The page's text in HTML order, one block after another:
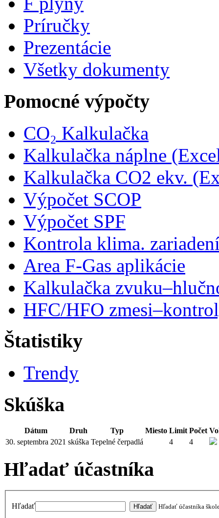
Príručky
Prezentácie
Všetky dokumenty
Pomocné výpočty
CO₂ Kalkulačka
Kalkulačka náplne
Kalkulačka CO2 ekv.
Výpočet SCOP
Výpočet SPF
Kontrola klima.
Area F-Gas aplikácie
Kalkulačka
HFC/HFO
Štatistiky
Trendy
Skúška
Dátum Druh Typ Miesto Limit Počet
30. septembra 2021 skúška Tepelné čerpadlá 4 4
Hľadať účastníka
Hľadať Hľadať účastníka